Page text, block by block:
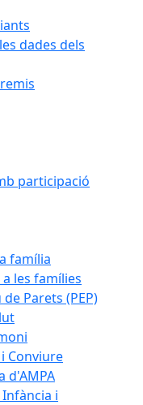
dades dels
participació
família
les famílies
Parets (PEP)
Conviure
d'AMPA
Infància i